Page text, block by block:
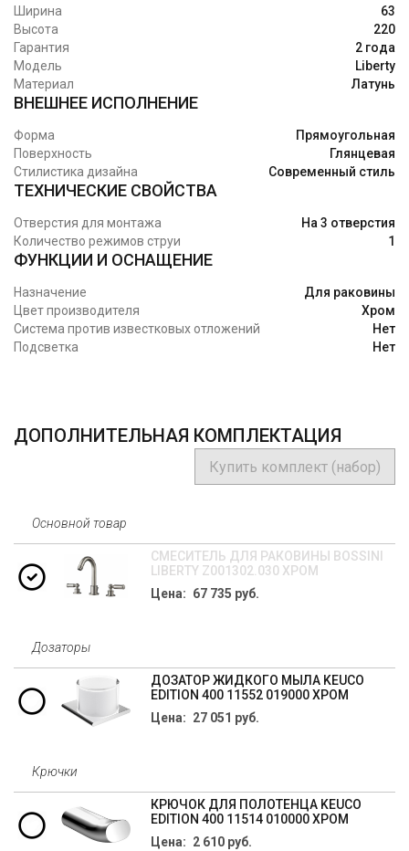
Ширина
63
Высота
220
Гарантия
2 года
Модель
Liberty
Материал
Латунь
ВНЕШНЕЕ ИСПОЛНЕНИЕ
Форма
Прямоугольная
Поверхность
Глянцевая
Стилистика дизайна
Современный стиль
ТЕХНИЧЕСКИЕ СВОЙСТВА
Отверстия для монтажа
На 3 отверстия
Количество режимов струи
1
ФУНКЦИИ И ОСНАЩЕНИЕ
Назначение
Для раковины
Цвет производителя
Хром
Система против известковых отложений
Нет
Подсветка
Нет
ДОПОЛНИТЕЛЬНАЯ КОМПЛЕКТАЦИЯ
Купить комплект (набор)
Основной товар
СМЕСИТЕЛЬ ДЛЯ РАКОВИНЫ BOSSINI
LIBERTY Z001302.030 ХРОМ
Цена: 67 735 руб.
Дозаторы
ДОЗАТОР ЖИДКОГО МЫЛА KEUCO
EDITION 400 11552 019000 ХРОМ
Цена: 27 051 руб.
Крючки
КРЮЧОК ДЛЯ ПОЛОТЕНЦА KEUCO
EDITION 400 11514 010000 ХРОМ
Цена: 2 610 руб.